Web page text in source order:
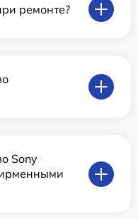
ремонте?
Sony